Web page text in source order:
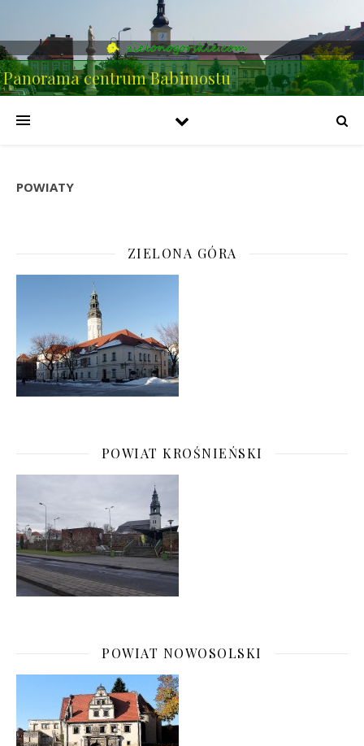
Panorama centrum Babimostu
POWIATY
ZIELONA GÓRA
POWIAT KROŚNIEŃSKI
POWIAT NOWOSOLSKI